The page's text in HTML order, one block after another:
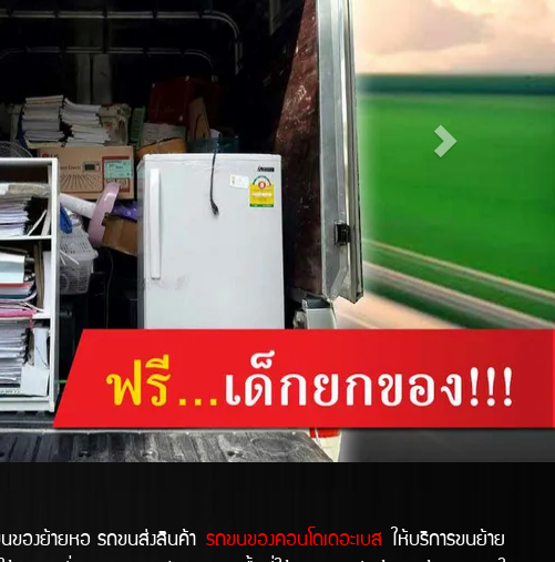
องย้ายหอ รถขนส่งสินค้า รถขนของคอนโดเดอะเบส ให้บริการขนย้าย